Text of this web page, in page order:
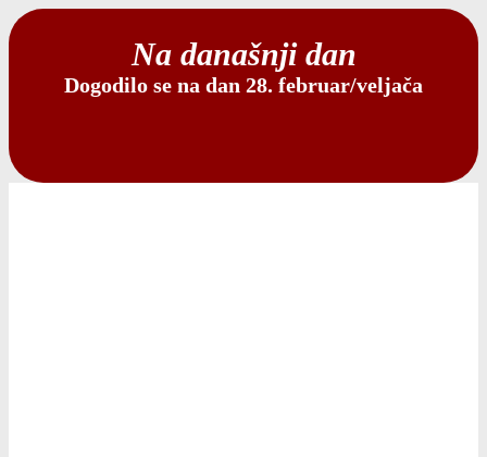
Na današnji dan
Dogodilo se na dan 28. februar/veljača